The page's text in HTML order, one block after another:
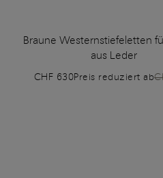
Braune Westernstiefeletten
aus Leder
CHF 630Preis reduziert ab